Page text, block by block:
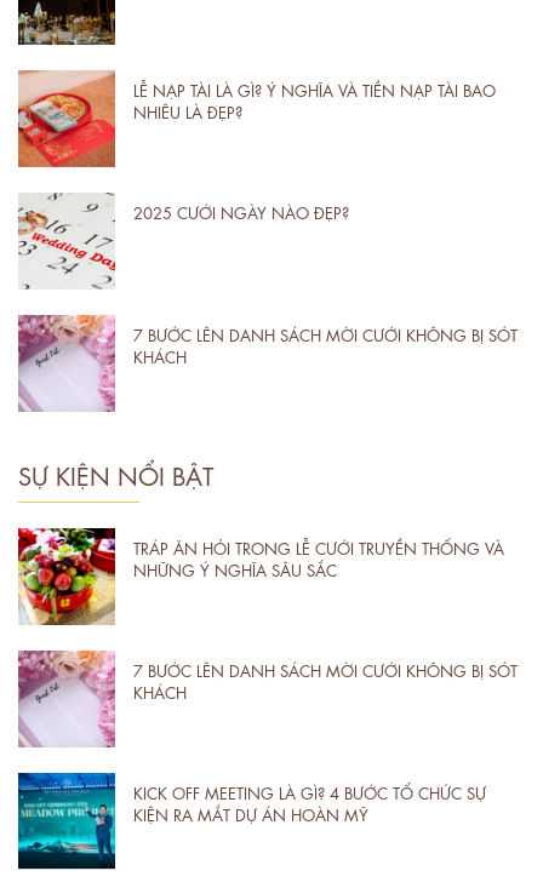
LỄ NẠP TÀI LÀ GÌ? Ý NGHĨA VÀ TIỀN NẠP TÀI BAO
NHIÊU LÀ ĐẸP?
2025 CƯỚI NGÀY NÀO ĐẸP?
7 BƯỚC LÊN DANH SÁCH MỜI CƯỚI KHÔNG BỊ SÓT
KHÁCH
SỰ KIỆN NỔI BẬT
TRÁP ĂN HỎI TRONG LỄ CƯỚI TRUYỀN THỐNG VÀ
NHỮNG Ý NGHĨA SÂU SẮC
7 BƯỚC LÊN DANH SÁCH MỜI CƯỚI KHÔNG BỊ SÓT
KHÁCH
KICK OFF MEETING LÀ GÌ? 4 BƯỚC TỔ CHỨC SỰ
KIỆN RA MẮT DỰ ÁN HOÀN MỸ